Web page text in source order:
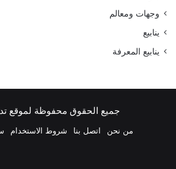
وجهات ومعالم
ينابيع
ينابيع المعرفة
جميع الحقوق محفوظة لموقع تداوين
من نحن اتصل بنا شروط الاستخدام